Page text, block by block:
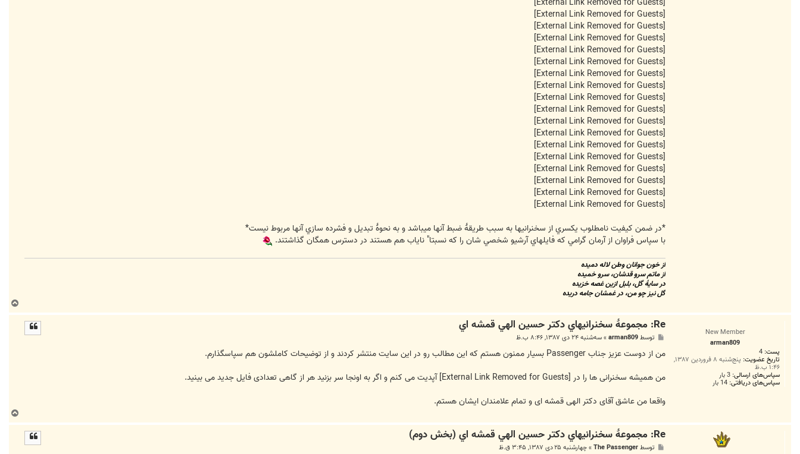
[External Link Removed for Guests]
[External Link Removed for Guests]
[External Link Removed for Guests]
[External Link Removed for Guests]
[External Link Removed for Guests]
[External Link Removed for Guests]
[External Link Removed for Guests]
[External Link Removed for Guests]
[External Link Removed for Guests]
[External Link Removed for Guests]
[External Link Removed for Guests]
[External Link Removed for Guests]
[External Link Removed for Guests]
[External Link Removed for Guests]
[External Link Removed for Guests]
[External Link Removed for Guests]
[External Link Removed for Guests]
[External Link Removed for Guests]
*در ضمن كيفيت نامطلوب يكسري از سخنرانيها به سبب طريقۀ ضبط آنها ميباشد و به نحوۀ تبديل و فشرده سازي آنها مربوط نيست*
با سپاس فراوان از آرمان گرامي كه فايلهاي آرشيو شخصي شان را كه نسبتا" ناياب هم هستند در دسترس همگان گذاشتند.
از خون جوانان وطن لاله دميده
از ماتم سرو قدشان، سرو خميده
در سايۀ گل، بلبل ازين غصه خزيده
گل نيز چو من، در غمشان جامه دريده
ا
New Member
arman809
پست: 4
تاریخ عضویت: پنج‌شنبه ۸ فروردین ۱۳۸۷,
۱:۴۶ ب.ظ
سپاس‌های ارسالی: 3 بار
سپاس‌های دریافتی: 14 بار
Re: مجموعۀ سخنرانيهاي دكتر حسين الهي قمشه اي
ت
توسطarman809
»سه‌شنبه ۲۴ دی ۱۳۸۷, ۸:۴۶ ب.ظ
من از دوست عزیز جناب Passenger بسیار ممنون هستم که این مطالب رو در این سایت منتشر کردند و از توضیحات کاملشون هم سپاسگذارم.
من همیشه سخنرانی ها را در [External Link Removed for Guests]
آپدیت می کنم و اگر به اونجا سر بزنید هر از گاهی تعدادی فایل جدید می بینید.
واقعا من عاشق آقای دکتر الهی قمشه ای و تمام علامندان ایشان هستم.
ا
Re: مجموعۀ سخنرانيهاي دكتر حسين الهي قمشه اي (بخش دوم)
توسطThe Passenger
»چهارشنبه ۲۵ دی ۱۳۸۷, ۳:۴۵ ق.ظ